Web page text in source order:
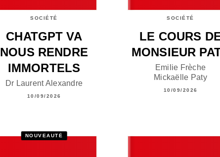
SOCIÉTÉ
CHATGPT VA
NOUS RENDRE
IMMORTELS
Dr Laurent Alexandre
10/09/2026
SOCIÉTÉ
LE COURS
MONSIEUR
Emilie Frèche
Mickaëlle Paty
10/09/2026
NOUVEAUTÉ